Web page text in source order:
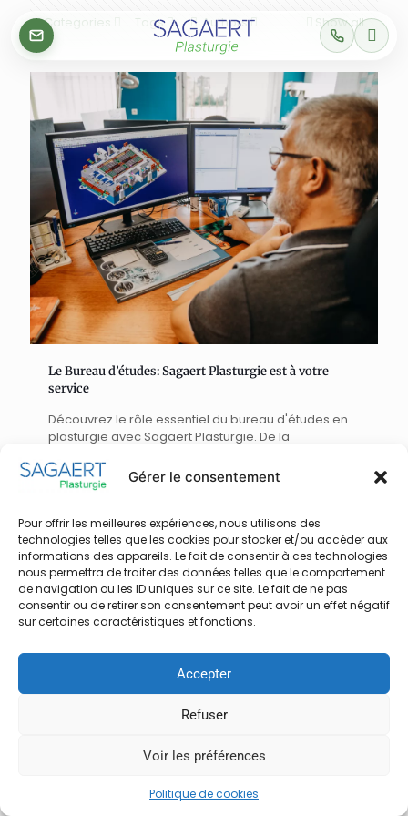
Gérer le consentement
Pour offrir les meilleures expériences, nous utilisons des
technologies telles que les cookies pour stocker et/ou accéder aux
informations des appareils. Le fait de consentir à ces technologies
nous permettra de traiter des données telles que le comportement
de navigation ou les ID uniques sur ce site. Le fait de ne pas
consentir ou de retirer son consentement peut avoir un effet négatif
sur certaines caractéristiques et fonctions.
Accepter
Refuser
Voir les préférences
Politique de cookies
Categories Tags Authors Show all
Le Bureau d’études: Sagaert Plasturgie est à votre
service
Découvrez le rôle essentiel du bureau d'études en
plasturgie avec Sagaert Plasturgie. De la
expertise complète pour vos projets sur mesure en
petites et grandes séries.
13 Read more
© 2026 Sagaert Plasturgie | Tous droits réservés |
Développement : Thomas Pinte - Com' des Archis |